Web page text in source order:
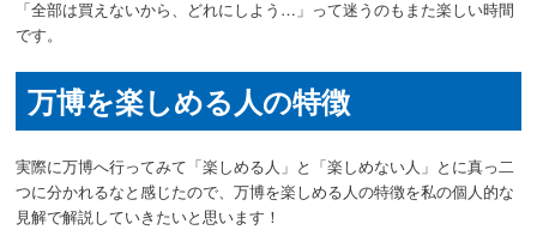
「全部は買えないから、どれにしよう…」って迷うのもまた楽しい時間
です。
万博を楽しめる人の特徴
実際に万博へ行ってみて「楽しめる人」と「楽しめない人」とに真っ二
つに分かれるなと感じたので、万博を楽しめる人の特徴を私の個人的な
見解で解説していきたいと思います！